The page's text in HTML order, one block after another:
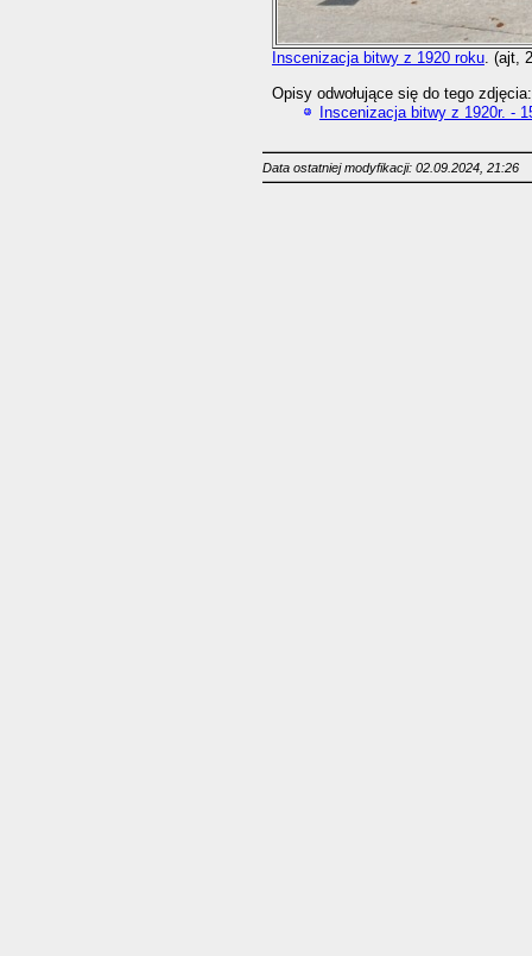
Inscenizacja bitwy z 1920 roku. (ajt,
Opisy odwołujące się do tego zdjęcia:
Inscenizacja bitwy z 1920r. -
Data ostatniej modyfikacji: 02.09.2024, 21:26